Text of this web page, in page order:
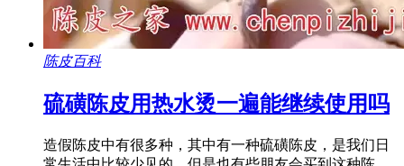
陈皮百科
硫磺陈皮用热水烫一遍能继续使用吗
造假陈皮中有很多种，其中有一种硫磺陈皮，是我们日